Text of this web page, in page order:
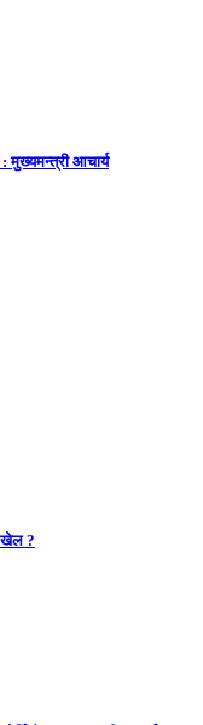
मुख्यमन्त्री आचार्य
खेल ?